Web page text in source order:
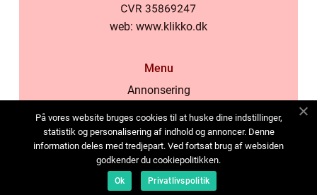
web: www.klikko.dk
Menu
Annonsering
Cookies
Kontakta oss
Sitemap
På vores website bruges cookies til at huske dine indstillinger,
statistik og personalisering af indhold og annoncer. Denne
information deles med tredjepart. Ved fortsat brug af websiden
godkender du cookiepolitikken.
Ok Privatlivspolitik